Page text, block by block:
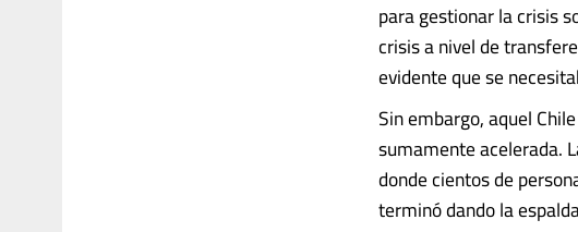
para gestionar la crisis
crisis a nivel de
evidente que se
Sin embargo, aquel
sumamente acelerada.
donde cientos de
terminó dando la